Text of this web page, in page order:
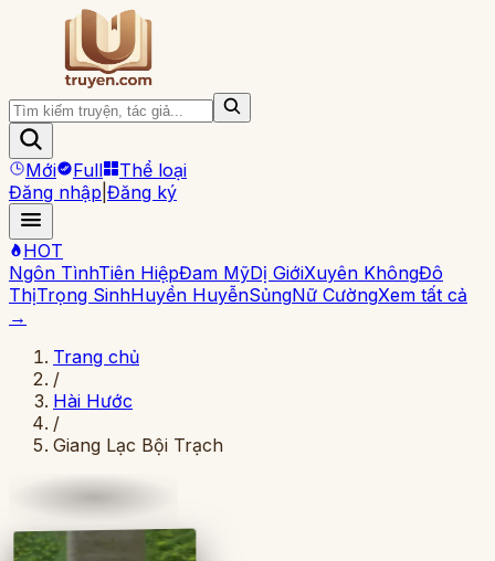
Mới Full
Thể loại
Đăng nhập Đăng ký
HOT
Ngôn TìnhTiên HiệpĐam MỹDị GiớiXuyên KhôngĐô
ThịTrọng SinhHuyền HuyễnSủngNữ CườngXem tất cả
→
Trang chủ
/
Hài Hước
/
Giang Lạc Bội Trạch